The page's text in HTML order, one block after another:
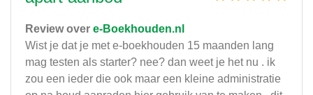
Review over e-Boekhouden.nl
Wist je dat je met e-boekhouden 15 maanden lang
mag testen als starter? nee? dan weet je het nu . ik
zou een ieder die ook maar een kleine administratie